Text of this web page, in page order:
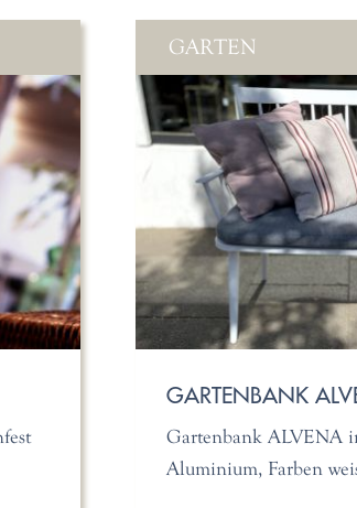
GARTEN
GARTENBANK
Gartenbank ALVENA
Aluminium, Farben